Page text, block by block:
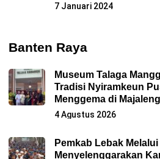
7 Januari 2024
Banten Raya
Museum Talaga
Tradisi Nyiramkeun
Menggema di
4 Agustus 2026
Pemkab Lebak
Menyelenggarakan